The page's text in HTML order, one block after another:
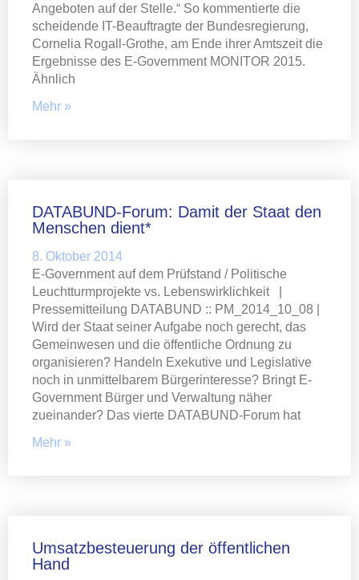
Angeboten auf der Stelle.“ So kommentierte die
scheidende IT-Beauftragte der Bundesregierung,
Cornelia Rogall-Grothe, am Ende ihrer Amtszeit die
Ergebnisse des E-Government MONITOR 2015.
Ähnlich
Mehr »
DATABUND-Forum: Damit der Staat den
Menschen dient*
8. Oktober 2014
E-Government auf dem Prüfstand / Politische
Leuchtturmprojekte vs. Lebenswirklichkeit |
Pressemitteilung DATABUND :: PM_2014_10_08 |
Wird der Staat seiner Aufgabe noch gerecht, das
Gemeinwesen und die öffentliche Ordnung zu
organisieren? Handeln Exekutive und Legislative
noch in unmittelbarem Bürgerinteresse? Bringt E-
Government Bürger und Verwaltung näher
zueinander? Das vierte DATABUND-Forum hat
Mehr »
Umsatzbesteuerung der öffentlichen
Hand